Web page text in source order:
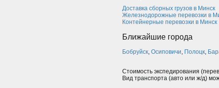
Доставка сборных грузов в Минск
Железнодорожные перевозки в
Контейнерные перевозки в Минск
Ближайшие города
Бобруйск, Осиповичи, Полоцк,
Стоимость экспедирования
Вид транспорта (авто или ж/д)